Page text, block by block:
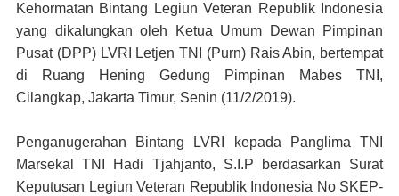
Kehormatan Bintang Legiun Veteran Republik Indonesia
yang dikalungkan oleh Ketua Umum Dewan Pimpinan
Pusat (DPP) LVRI Letjen TNI (Purn) Rais Abin, bertempat
di Ruang Hening Gedung Pimpinan Mabes TNI,
Cilangkap, Jakarta Timur, Senin (11/2/2019).
Penganugerahan Bintang LVRI kepada Panglima TNI
Marsekal TNI Hadi Tjahjanto, S.I.P berdasarkan Surat
Keputusan Legiun Veteran Republik Indonesia No SKEP-